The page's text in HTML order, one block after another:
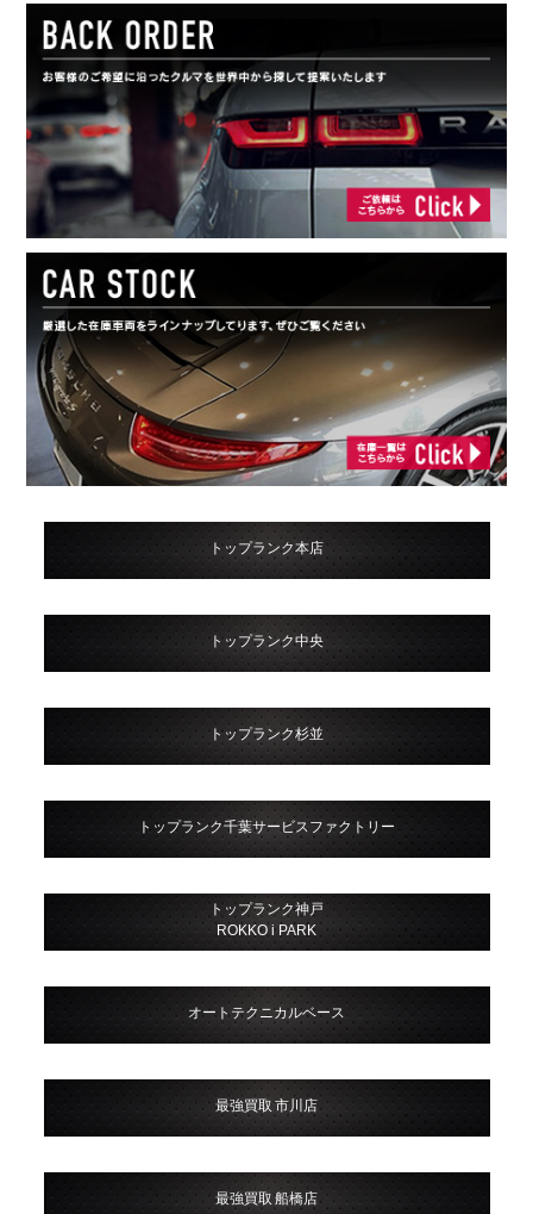
トップランク本店
トップランク中央
トップランク杉並
トップランク千葉サービスファクトリー
トップランク神戸
ROKKO i PARK
オートテクニカルベース
最強買取 市川店
最強買取 船橋店